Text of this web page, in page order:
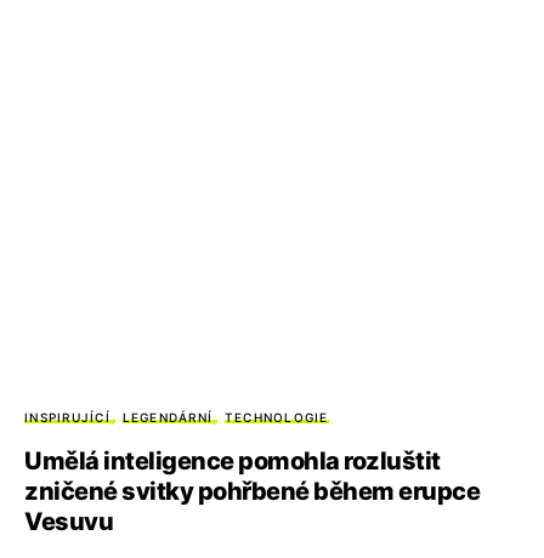
INSPIRUJÍCÍ LEGENDÁRNÍ TECHNOLOGIE
Umělá inteligence pomohla rozluštit
zničené svitky pohřbené během erupce
Vesuvu